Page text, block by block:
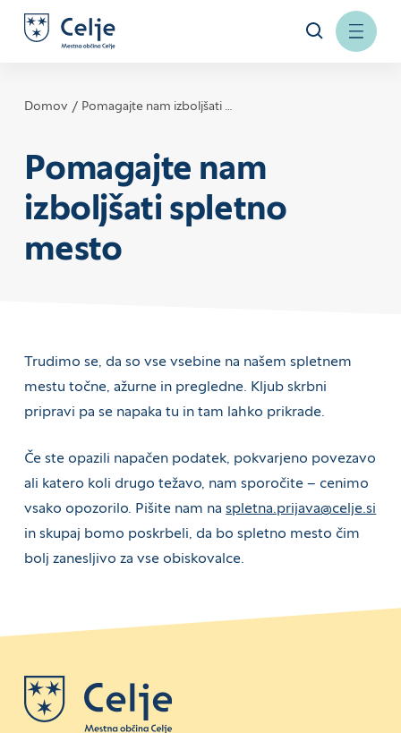
Domov Pomagajte nam izboljšati …
Pomagajte nam
izboljšati spletno
mesto
Trudimo se, da so vse vsebine na našem spletnem
mestu točne, ažurne in pregledne. Kljub skrbni
pripravi pa se napaka tu in tam lahko prikrade.
Če ste opazili napačen podatek, pokvarjeno povezavo
ali katero koli drugo težavo, nam sporočite – cenimo
vsako opozorilo. Pišite nam naspletna.prijava@celje.si
in skupaj bomo poskrbeli, da bo spletno mesto čim
bolj zanesljivo za vse obiskovalce.